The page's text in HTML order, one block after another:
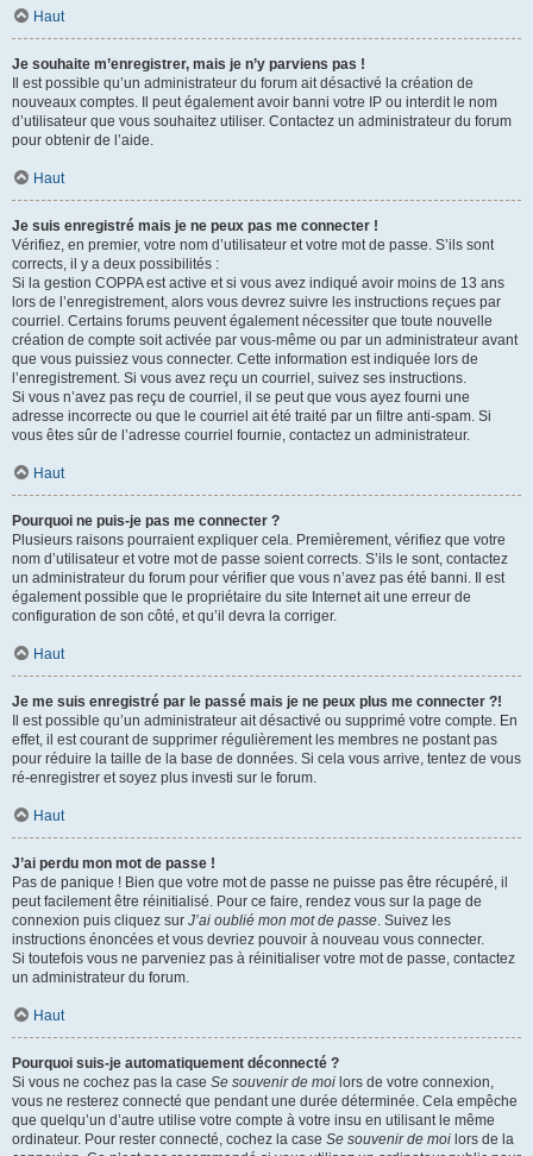
Haut
Je souhaite m’enregistrer, mais je n’y parviens pas !
Il est possible qu’un administrateur du forum ait désactivé la création de
nouveaux comptes. Il peut également avoir banni votre IP ou interdit le nom
d’utilisateur que vous souhaitez utiliser. Contactez un administrateur du forum
pour obtenir de l’aide.
Haut
Je suis enregistré mais je ne peux pas me connecter !
Vérifiez, en premier, votre nom d’utilisateur et votre mot de passe. S’ils sont
corrects, il y a deux possibilités :
Si la gestion COPPA est active et si vous avez indiqué avoir moins de 13 ans
lors de l’enregistrement, alors vous devrez suivre les instructions reçues par
courriel. Certains forums peuvent également nécessiter que toute nouvelle
création de compte soit activée par vous-même ou par un administrateur avant
que vous puissiez vous connecter. Cette information est indiquée lors de
l’enregistrement. Si vous avez reçu un courriel, suivez ses instructions.
Si vous n’avez pas reçu de courriel, il se peut que vous ayez fourni une
adresse incorrecte ou que le courriel ait été traité par un filtre anti-spam. Si
vous êtes sûr de l’adresse courriel fournie, contactez un administrateur.
Haut
Pourquoi ne puis-je pas me connecter ?
Plusieurs raisons pourraient expliquer cela. Premièrement, vérifiez que votre
nom d’utilisateur et votre mot de passe soient corrects. S’ils le sont, contactez
un administrateur du forum pour vérifier que vous n’avez pas été banni. Il est
également possible que le propriétaire du site Internet ait une erreur de
configuration de son côté, et qu’il devra la corriger.
Haut
Je me suis enregistré par le passé mais je ne peux plus me connecter ?!
Il est possible qu’un administrateur ait désactivé ou supprimé votre compte. En
effet, il est courant de supprimer régulièrement les membres ne postant pas
pour réduire la taille de la base de données. Si cela vous arrive, tentez de vous
ré-enregistrer et soyez plus investi sur le forum.
Haut
J’ai perdu mon mot de passe !
Pas de panique ! Bien que votre mot de passe ne puisse pas être récupéré, il
peut facilement être réinitialisé. Pour ce faire, rendez vous sur la page de
connexion puis cliquez sur J’ai oublié mon mot de passe. Suivez les
instructions énoncées et vous devriez pouvoir à nouveau vous connecter.
Si toutefois vous ne parveniez pas à réinitialiser votre mot de passe, contactez
un administrateur du forum.
Haut
Pourquoi suis-je automatiquement déconnecté ?
Si vous ne cochez pas la case Se souvenir de moi lors de votre connexion,
vous ne resterez connecté que pendant une durée déterminée. Cela empêche
que quelqu’un d’autre utilise votre compte à votre insu en utilisant le même
ordinateur. Pour rester connecté, cochez la case Se souvenir de moi lors de la